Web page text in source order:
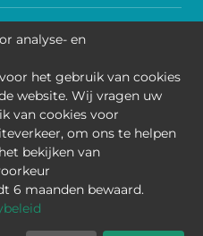
Fabiola • Jean-
analyse- en
het gebruik van cookies
website. Wij vragen uw
van cookies voor
om ons te helpen
bekijken van
6 maanden bewaard.